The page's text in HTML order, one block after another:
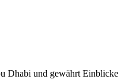
Dhabi und gewährt